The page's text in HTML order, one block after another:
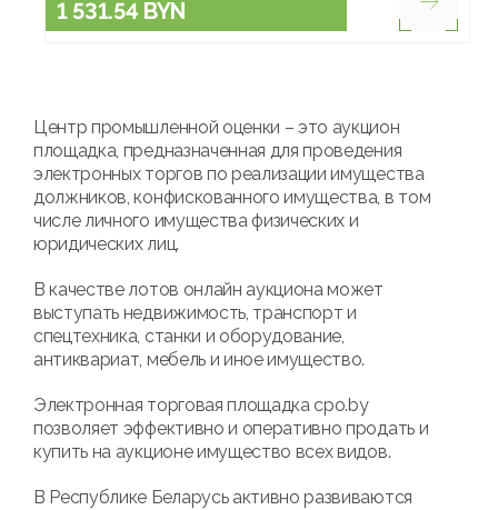
1 531.54 BYN
Центр промышленной оценки – это аукцион
площадка, предназначенная для проведения
электронных торгов по реализации имущества
должников, конфискованного имущества, в том
числе личного имущества физических и
юридических лиц.
В качестве лотов онлайн аукциона может
выступать недвижимость, транспорт и
спецтехника, станки и оборудование,
антиквариат, мебель и иное имущество.
Электронная торговая площадка cpo.by
позволяет эффективно и оперативно продать и
купить на аукционе имущество всех видов.
В Республике Беларусь активно развиваются